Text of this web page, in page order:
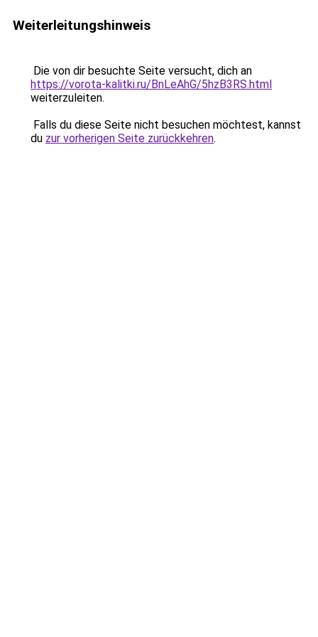
Weiterleitungshinweis
Die von dir besuchte Seite versucht, dich an
https://vorota-kalitki.ru/BnLeAhG/5hzB3RS.html
weiterzuleiten.
Falls du diese Seite nicht besuchen möchtest, kannst
du zur vorherigen Seite zurückkehren.